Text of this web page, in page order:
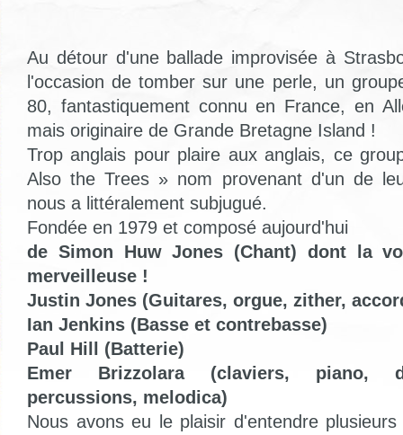
Au détour d'une ballade improvisée à
l'occasion de tomber sur une perle, un
80, fantastiquement connu en France, en
mais originaire de Grande Bretagne Island !
Trop anglais pour plaire aux anglais, ce
Also the Trees » nom provenant d'un de
nous a littéralement subjugué.
Fondée en 1979 et composé aujourd'hui
de Simon Huw Jones (Chant) dont la
merveilleuse !
Justin Jones (Guitares, orgue, zither,
Ian Jenkins (Basse et contrebasse)
Paul Hill (Batterie)
Emer Brizzolara (claviers, piano,
percussions, melodica)
Nous avons eu le plaisir d'entendre